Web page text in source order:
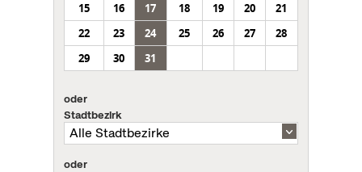
15
16 17 18 19 20
21
22
23 24 25 26 27
28
29
30 31
oder
Stadtbezirk
oder